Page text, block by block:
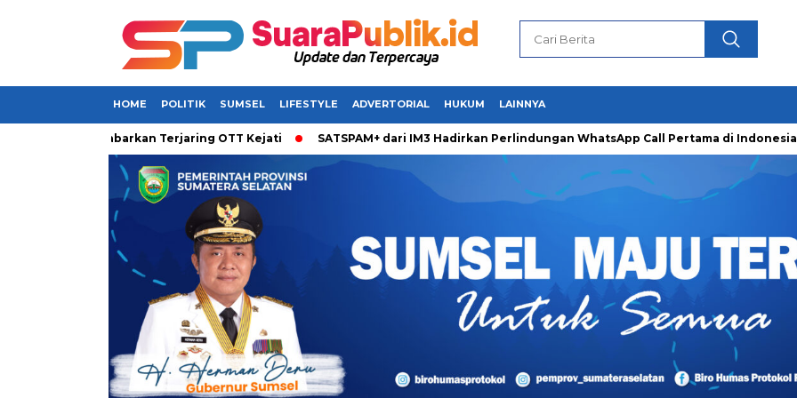
HOME POLITIK SUMSEL LIFESTYLE ADVERTORIAL HUKUM LAINNYA
Dikabarkan Terjaring OTT Kejati SATSPAM+ dari IM3 Hadirkan Perlindungan WhatsApp Call Pertama di Indonesia